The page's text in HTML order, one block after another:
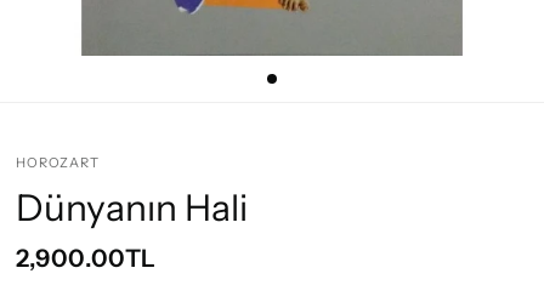
HOROZART
Dünyanın Hali
2,900.00TL